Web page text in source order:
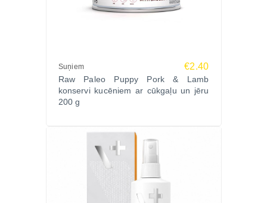
Suņiem €2.40
Raw Paleo Puppy Pork & Lamb
konservi kucēniem ar cūkgaļu un jēru
200 g